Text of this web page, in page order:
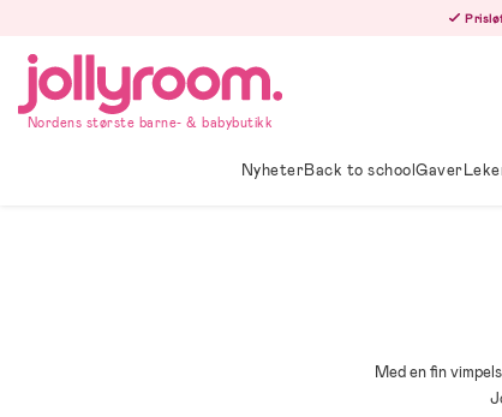
innehållet
Nordens største barne- & babybutikk
NyheterBack to schoolGaver
Med en fin